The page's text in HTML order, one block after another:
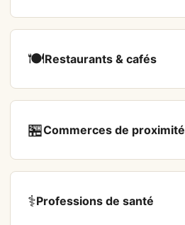
🍽️Restaurants & cafés
🏪Commerces de proximité
⚕️Professions de santé